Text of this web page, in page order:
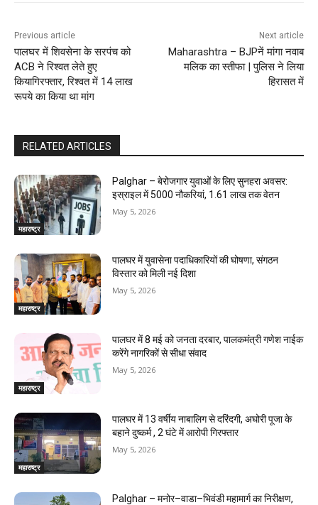
Previous article
पालघर में शिवसेना के सरपंच को
ACB ने रिश्वत लेते हुए
कियागिरफ्तार, रिश्वत में 14 लाख
रूपये का किया था मांग
Next article
Maharashtra – BJPनें मांगा नवाब
मलिक का स्तीफा | पुलिस ने लिया
हिरासत में
RELATED ARTICLES
महाराष्ट्र
Palghar – बेरोजगार युवाओं के लिए सुनहरा अवसर:
इस्राइल में 5000 नौकरियां, ₹1.61 लाख तक वेतन
May 5, 2026
महाराष्ट्र
पालघर में युवासेना पदाधिकारियों की घोषणा, संगठन
विस्तार को मिली नई दिशा
May 5, 2026
महाराष्ट्र
पालघर में 8 मई को जनता दरबार, पालकमंत्री गणेश नाईक
करेंगे नागरिकों से सीधा संवाद
May 5, 2026
महाराष्ट्र
पालघर में 13 वर्षीय नाबालिग से दरिंदगी, अघोरी पूजा के
बहाने दुष्कर्म , 2 घंटे में आरोपी गिरफ्तार
May 5, 2026
Palghar – मनोर–वाडा–भिवंडी महामार्ग का निरीक्षण,